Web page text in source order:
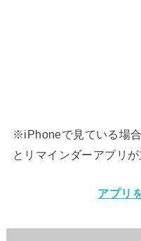
※iPhoneで見ている場
とリマインダーアプリが
アプリ